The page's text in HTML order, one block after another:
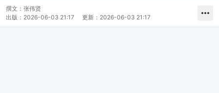
撰文： 张伟贤
出版： 2026-06-03 21:17 更新： 2026-06-03 21:17